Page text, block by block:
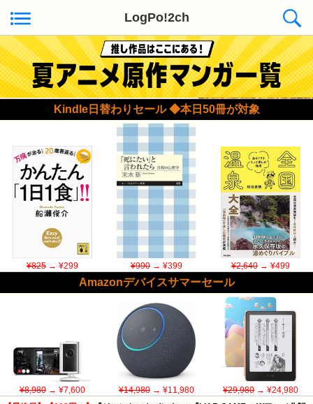
LogPo!2ch
Kindle日替わりセール ◆本日50冊が対象
¥825→ ¥299 ¥990→ ¥399 ¥2,640→ ¥499
Amazonデバイスサマーセール
¥8,980→ ¥7,600 ¥14,980→ ¥11,980 ¥29,980→ ¥24,980